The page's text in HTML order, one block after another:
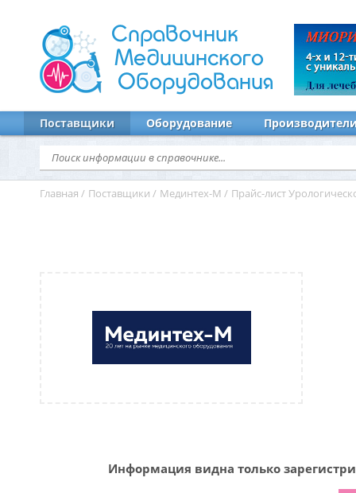
Справочник
Медицинского
Оборудования
Поставщики Оборудование
Главная / Поставщики / Мединтех-М / Прайс-лист
Информация видна только